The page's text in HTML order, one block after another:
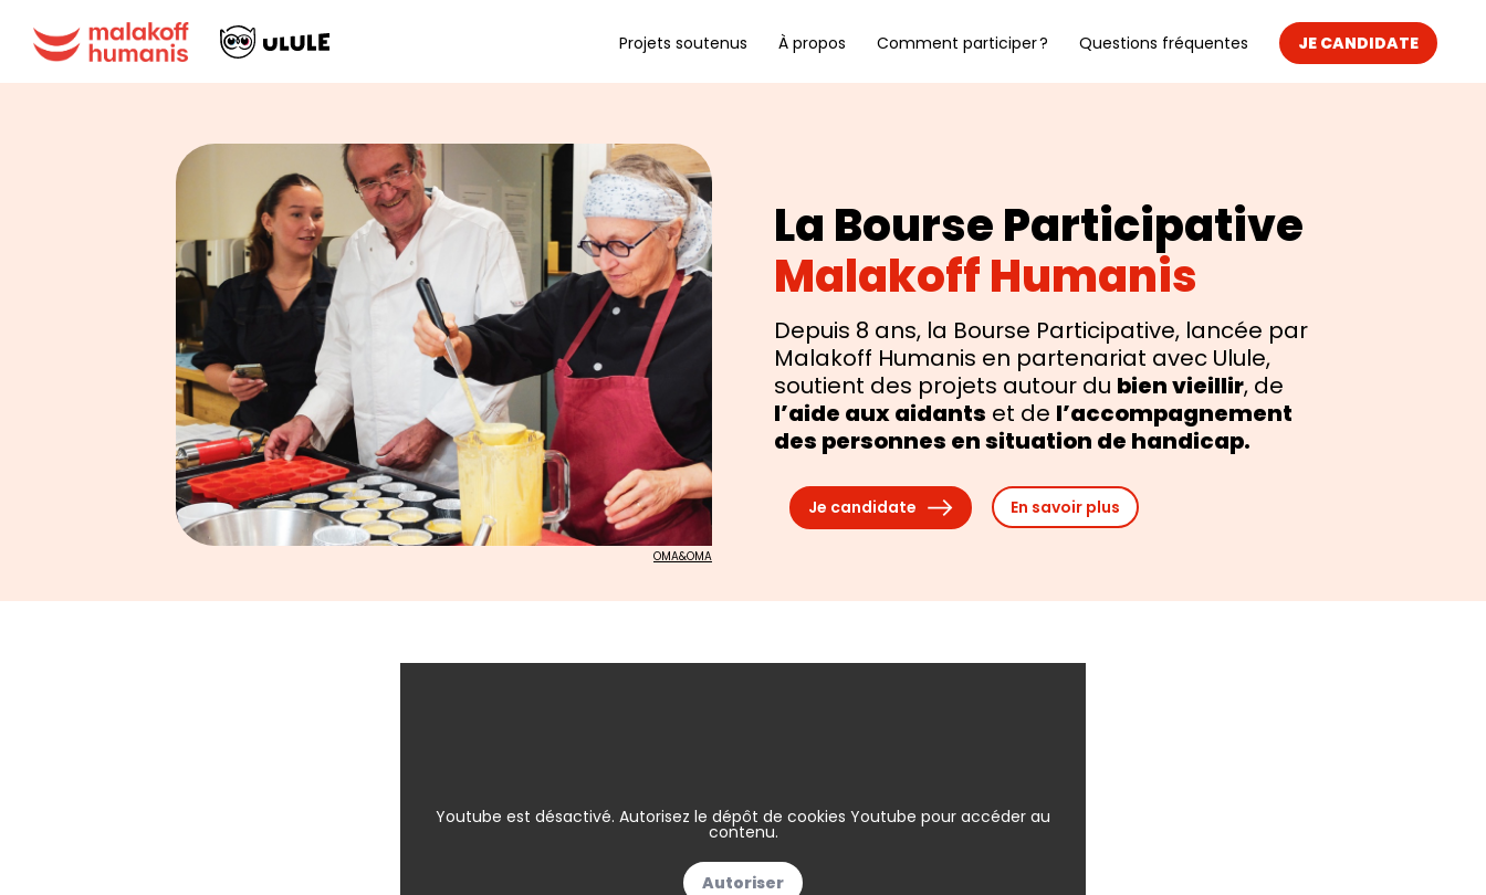
Projets soutenus À propos Comment participer ? Questions fréquentes JE CANDIDATE
OMA&OMA
La Bourse Participative
Malakoff Humanis
Depuis 8 ans, la Bourse Participative, lancée par
Malakoff Humanis en partenariat avec Ulule,
soutient des projets autour du bien vieillir, de
l’aide aux aidants et de l’accompagnement
des personnes en situation de handicap.
Je candidate En savoir plus
Youtube est désactivé. Autorisez le dépôt de cookies Youtube pour accéder au
contenu.
Autoriser